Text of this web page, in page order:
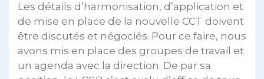
Les détails d’harmonisation, d’application et
de mise en place de la nouvelle CCT doivent
être discutés et négociés. Pour ce faire, nous
avons mis en place des groupes de travail et
un agenda avec la direction. De par sa